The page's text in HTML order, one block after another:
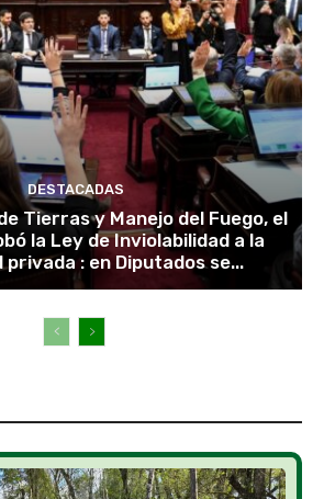
DESTACADAS
Tierras y Manejo del Fuego, el
la Ley de Inviolabilidad a la
privada : en Diputados se...